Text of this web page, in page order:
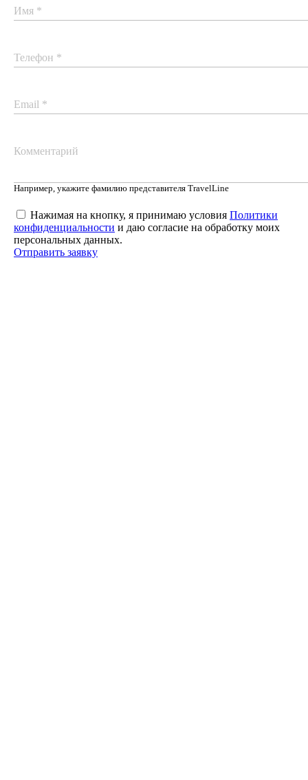
Имя *
Телефон *
Email *
Комментарий
Например, укажите фамилию представителя TravelLine
Нажимая на кнопку, я принимаю условия Политики
конфиденциальности и даю согласие на обработку моих
персональных данных.
Отправить заявку